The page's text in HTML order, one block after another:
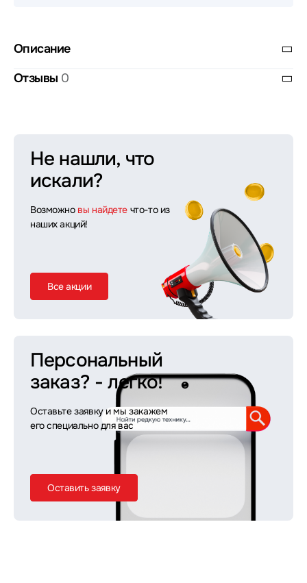
Описание
Отзывы 0
Не нашли, что
искали?
Возможно вы найдете что-то из
наших акций!
Все акции
Персональный
заказ? - легко!
Оставьте заявку и мы закажем
его специально для вас
Оставить заявку